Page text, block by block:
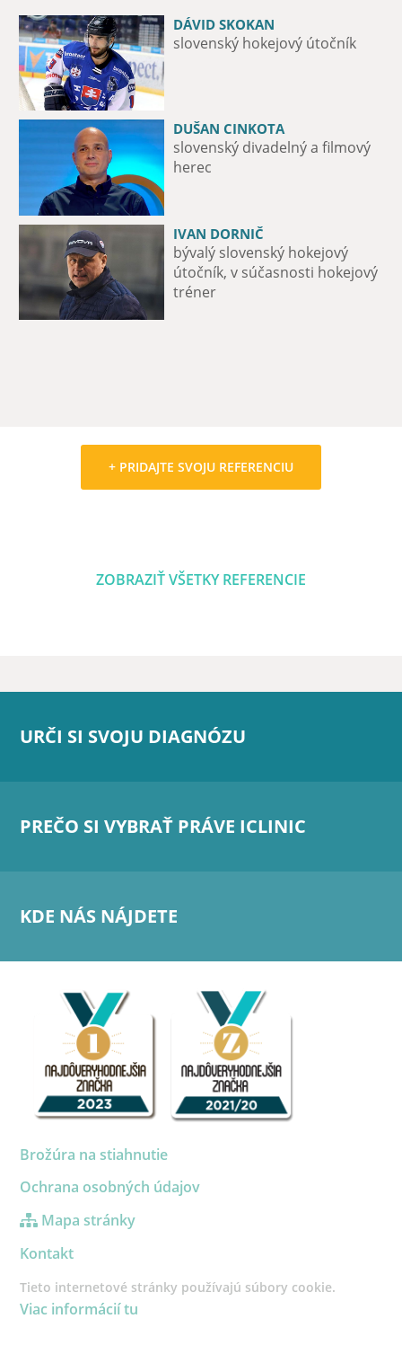
DÁVID SKOKAN
slovenský hokejový útočník
DUŠAN CINKOTA
slovenský divadelný a filmový
herec
IVAN DORNIČ
bývalý slovenský hokejový
útočník, v súčasnosti hokejový
tréner
MICHAL ZÁTORSKÝ
12-násobný majster Slovenska v
PAĽO DRAPÁK
spevák a basgitarista skupiny
Metalinda
MAXIME FORTIER
útočník hokejového tímu iClinic
Bratislava Capitals
+ PRIDAJTE SVOJU REFERENCIU
ZOBRAZIŤ VŠETKY REFERENCIE
URČI SI SVOJU DIAGNÓZU
PREČO SI VYBRAŤ PRÁVE ICLINIC
KDE NÁS NÁJDETE
Brožúra na stiahnutie
Ochrana osobných údajov
Mapa stránky
Kontakt
Tieto internetové stránky používajú súbory cookie.
Viac informácií tu